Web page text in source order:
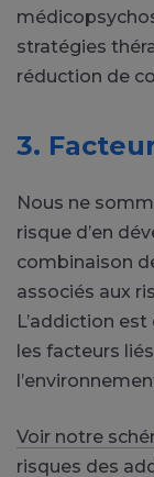
stratégies
réduction de
3.
Nous ne
risque d’en
combinaison
associés aux
L’addiction
les facteurs
Voir notre
risques des